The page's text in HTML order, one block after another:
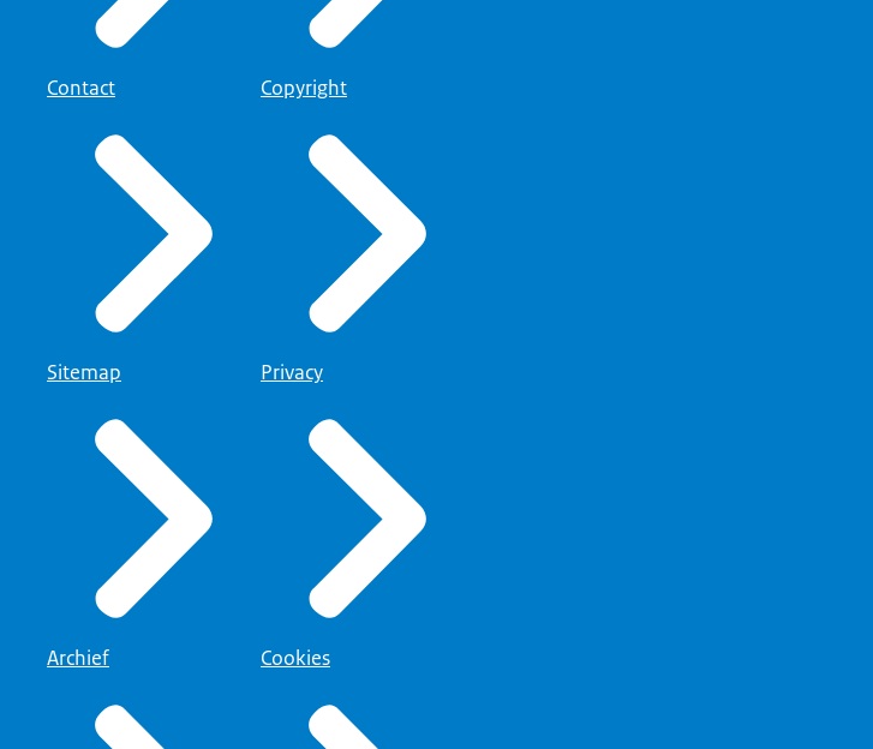
Contact
Sitemap
Archief
Copyright
Privacy
Cookies